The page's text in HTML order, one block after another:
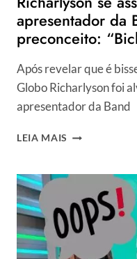
apresentador da
preconceito:
Após revelar que é
Globo Richarlyson foi
apresentador da Band
LEIA MAIS RICHARLYSON
BISSEXUAL
DA
BAND